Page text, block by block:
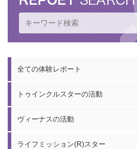
全ての体験レポート
トゥインクルスターの活動
ヴィーナスの活動
ライフミッション(R)スター